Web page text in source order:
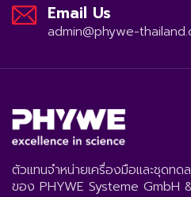
Email Us
admin@phywe-
ตัวแทนจำหน่ายเครื่องมือและชุดทดล
ของ PHYWE Systeme GmbH